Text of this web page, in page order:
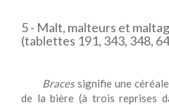
5 - Malt, malteurs et
(tablettes 191, 343, 348,
Bracessignifie une
de la bière (à trois reprises